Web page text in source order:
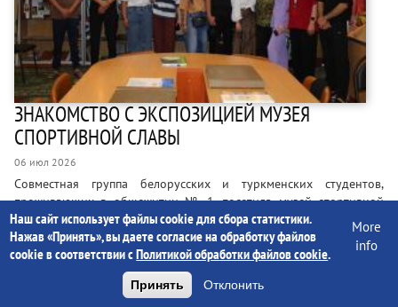
ЗНАКОМСТВО С ЭКСПОЗИЦИЕЙ МУЗЕЯ
СПОРТИВНОЙ СЛАВЫ
06 июл 2026
Совместная группа белорусских и туркменских студентов,
проживающих в общежитии № 1, посетила музей спортивной
славы Гомельщины. Наши гости узнали о достижениях героев
спорта, представленных в экспозиции музея. Организация
экскурсии – инициатива воспитателя общежития Алисы
Салицкой. Проводимые воспитательные мероприятия, в том
числе и эта беседа-экскурсия, позитивно сказываются на
Наш сайт использует файлы cookie для сбора статистики.
Нажав «Принять», вы даете согласие на обработку файлов
cookie в соответствии сПолитикой обработки файлов cookie.
More
info
Принять Отклонить